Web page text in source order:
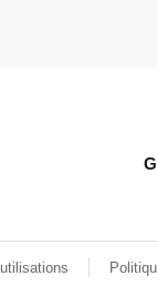
data.public.lu